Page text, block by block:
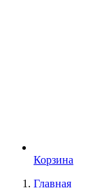
Корзина
Главная